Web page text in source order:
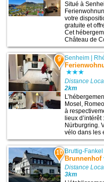
Situé à
votre
gratuite et
Cet
Château de
9 Senheim
Distance
2km
Mosel,
à
lieux
Nürburgring.
vélo dans les
10 Bruttig-Fankel
Brunnenhof
Distance
3km